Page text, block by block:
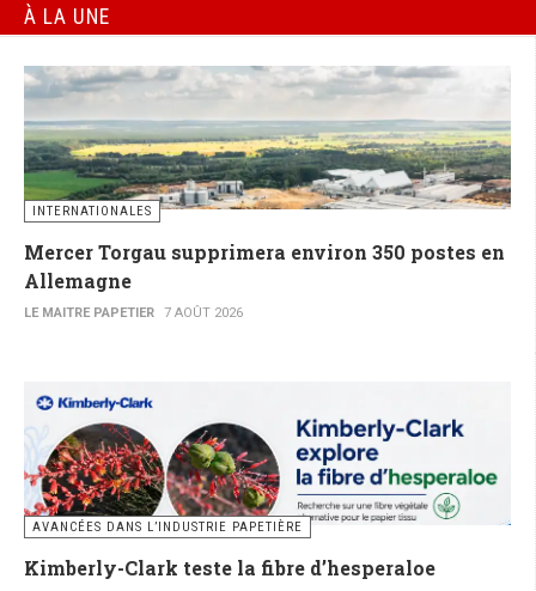
À LA UNE
INTERNATIONALES
Mercer Torgau supprimera environ 350 postes en
Allemagne
LE MAITRE PAPETIER 7 AOÛT 2026
AVANCÉES DANS L’INDUSTRIE PAPETIÈRE
Kimberly-Clark teste la fibre d’hesperaloe